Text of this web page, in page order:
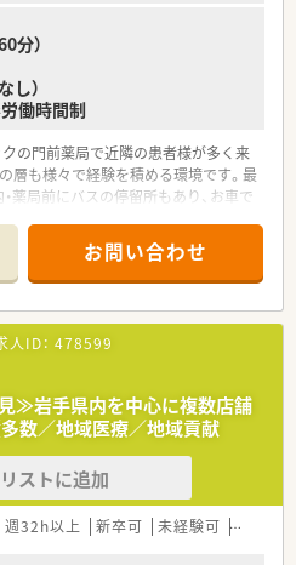
分）
し）
働時間制
の門前薬局で近隣の患者様が多く来
層も様々で経験を積める環境です。最
薬局前にバスの停留所もあり、お車で
県・秋田県・岩手県など東北エリア各
ェーン薬局様です。平成11年の創業
携を重視していらっしゃいます。
が活躍している企業で、同好会のサー
藹々とした雰囲気です。
や全社合同勉強会など、薬剤師さ
研修制度の充実にも力を入れていま
お問い合わせ
ID： 478599
≫岩手県内を中心に複数店舗
数／地域医療／地域貢献
ストに追加
週32h以上 新卒可 未経験可 ブラン